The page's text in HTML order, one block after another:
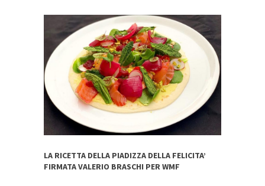
LA RICETTA DELLA PIADIZZA DELLA FELICITA’
FIRMATA VALERIO BRASCHI PER WMF